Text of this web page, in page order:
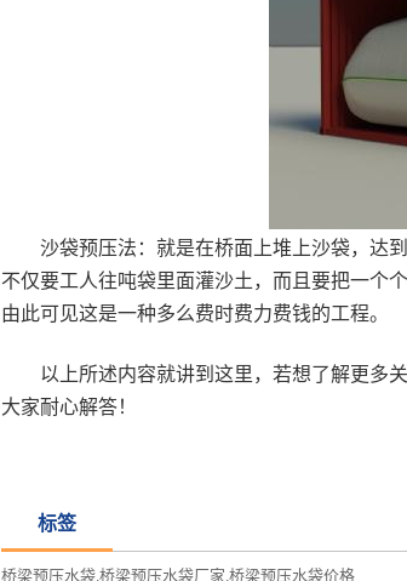
沙袋预压法：就是在桥面上堆上沙袋，达到
不仅要工人往吨袋里面灌沙土，而且要把一个
由此可见这是一种多么费时费力费钱的工程。
以上所述内容就讲到这里，若想了解更多
大家耐心解答！
标签
桥梁预压水袋,桥梁预压水袋厂家,桥梁预压水袋价格